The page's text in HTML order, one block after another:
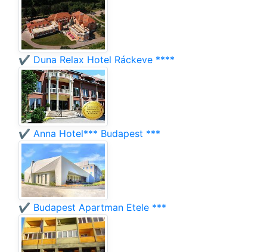
✔️ Duna Relax Hotel Ráckeve ****
✔️ Anna Hotel*** Budapest ***
✔️ Budapest Apartman Etele ***